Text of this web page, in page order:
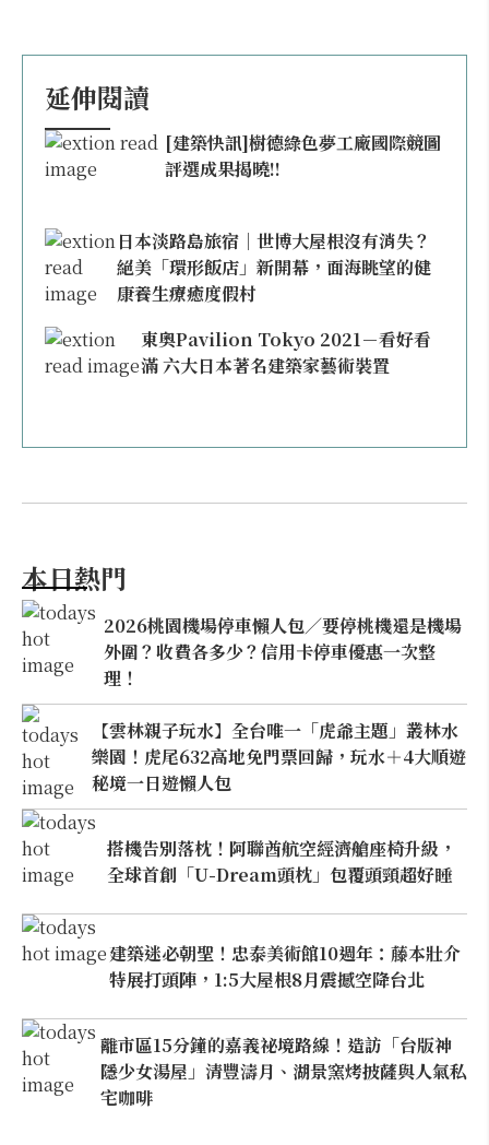
延伸閱讀
[建築快訊]樹德綠色夢工廠國際競圖
評選成果揭曉!!
日本淡路島旅宿｜世博大屋根沒有消失？
絕美「環形飯店」新開幕，面海眺望的健
康養生療癒度假村
東奧Pavilion Tokyo 2021－看好看
滿 六大日本著名建築家藝術裝置
本日熱門
2026桃園機場停車懶人包／要停桃機還是機場
外圍？收費各多少？信用卡停車優惠一次整
理！
【雲林親子玩水】全台唯一「虎爺主題」叢林水
樂園！虎尾632高地免門票回歸，玩水＋4大順遊
秘境一日遊懶人包
搭機告別落枕！阿聯酋航空經濟艙座椅升級，
全球首創「U-Dream頭枕」包覆頭頸超好睡
建築迷必朝聖！忠泰美術館10週年：藤本壯介
特展打頭陣，1:5大屋根8月震撼空降台北
離市區15分鐘的嘉義祕境路線！造訪「台版神
隱少女湯屋」清豐濤月、湖景窯烤披薩與人氣私
宅咖啡